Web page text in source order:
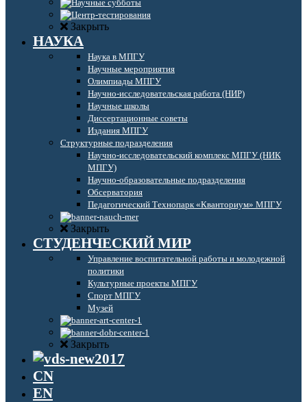
Закрыть
НАУКА
Наука в МПГУ
Научные мероприятия
Олимпиады МПГУ
Научно-исследовательская работа (НИР)
Научные школы
Диссертационные советы
Издания МПГУ
Структурные подразделения
Научно-исследовательский комплекс МПГУ (НИК
МПГУ)
Научно-образовательные подразделения
Обсерватория
Педагогический Технопарк «Кванториум» МПГУ
Закрыть
СТУДЕНЧЕСКИЙ МИР
Управление воспитательной работы и молодежной
политики
Культурные проекты МПГУ
Спорт МПГУ
Музей
Закрыть
CN
EN